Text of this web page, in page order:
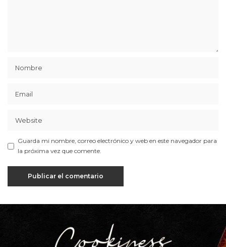
Guarda mi nombre, correo electrónico y web en este navegador para
la próxima vez que comente.